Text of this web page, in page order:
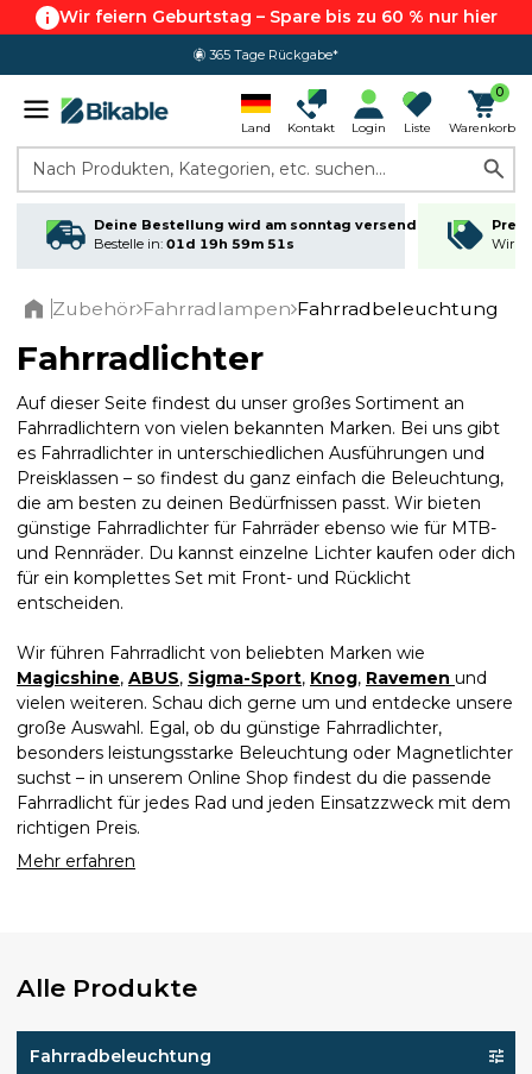
Wir feiern Geburtstag – Spare bis zu 60 % nur hier
4.8 von 5.0
Land Kontakt Login Liste
0
Warenkorb
Nach Produkten, Kategorien, etc. suchen...
Deine Bestellung wird am sonntag versendet
Bestelle in: 01d 19h 59m 50s
Wir
Zubehör Fahrradlampen Fahrradbeleuchtung
Fahrradlichter
Auf dieser Seite findest du unser großes Sortiment an
Fahrradlichtern von vielen bekannten Marken. Bei uns gibt
es Fahrradlichter in unterschiedlichen Ausführungen und
Preisklassen – so findest du ganz einfach die Beleuchtung,
die am besten zu deinen Bedürfnissen passt. Wir bieten
günstige Fahrradlichter für Fahrräder ebenso wie für MTB-
und Rennräder. Du kannst einzelne Lichter kaufen oder dich
für ein komplettes Set mit Front- und Rücklicht
entscheiden.
Wir führen Fahrradlicht von beliebten Marken wie
Magicshine, ABUS, Sigma-Sport, Knog, Ravemen und
vielen weiteren. Schau dich gerne um und entdecke unsere
große Auswahl. Egal, ob du günstige Fahrradlichter,
besonders leistungsstarke Beleuchtung oder Magnetlichter
suchst – in unserem Online Shop findest du die passende
Fahrradlicht für jedes Rad und jeden Einsatzzweck mit dem
richtigen Preis.
Mehr erfahren
Alle Produkte
Fahrradbeleuchtung